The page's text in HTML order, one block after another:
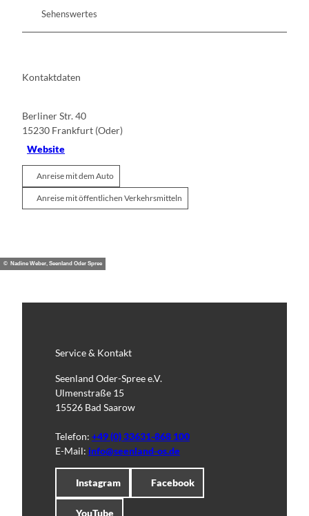
Sehenswertes
Kontaktdaten
Berliner Str. 40
15230 Frankfurt (Oder)
Website
Anreise mit dem Auto
Anreise mit öffentlichen Verkehrsmitteln
© Nadine Weber, Seenland Oder Spree
Service & Kontakt
Seenland Oder-Spree e.V.
Ulmenstraße 15
15526 Bad Saarow
Telefon: +49 (0) 33631-868 100
E-Mail: info@seenland-os.de
Instagram Facebook
YouTube